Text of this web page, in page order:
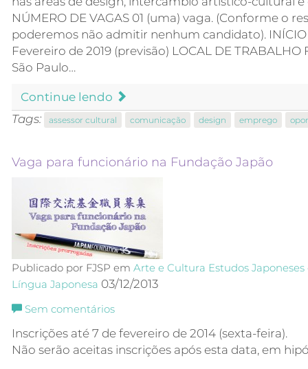
NÚMERO DE VAGAS 01 (uma) vaga. (Conforme o
poderemos não admitir nenhum candidato). INÍCIO
Fevereiro de 2019 (previsão) LOCAL DE
São Paulo…
Continue lendo
Tags:
assessor cultural comunicação design emprego
Vaga para funcionário na Fundação Japão
Publicado por FJSP em Arte e Cultura Estudos
Língua Japonesa 03/12/2013
Sem comentários
Inscrições até 7 de fevereiro de 2014 (sexta-feira).
Não serão aceitas inscrições após esta data, em